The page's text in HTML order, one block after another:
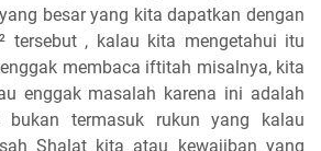
besar yang kita dapatkan dengan
tersebut , kalau kita mengetahui itu
membaca iftitah misalnya, kita
enggak masalah karena ini adalah
bukan termasuk rukun yang kalau
Shalat kita atau kewajiban yang